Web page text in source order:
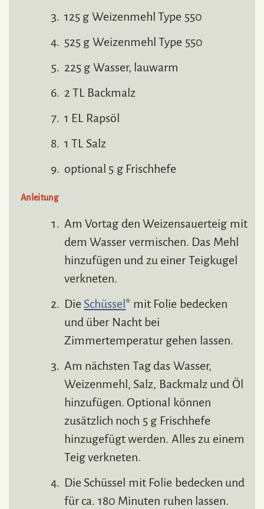
125 g Weizenmehl Type 550
525 g Weizenmehl Type 550
225 g Wasser, lauwarm
2 TL Backmalz
1 EL Rapsöl
1 TL Salz
optional 5 g Frischhefe
Anleitung
Am Vortag den Weizensauerteig mit
dem Wasser vermischen. Das Mehl
hinzufügen und zu einer Teigkugel
verkneten.
Die Schüssel* mit Folie bedecken
und über Nacht bei
Zimmertemperatur gehen lassen.
Am nächsten Tag das Wasser,
Weizenmehl, Salz, Backmalz und Öl
hinzufügen. Optional können
zusätzlich noch 5 g Frischhefe
hinzugefügt werden. Alles zu einem
Teig verkneten.
Die Schüssel mit Folie bedecken und
für ca. 180 Minuten ruhen lassen.